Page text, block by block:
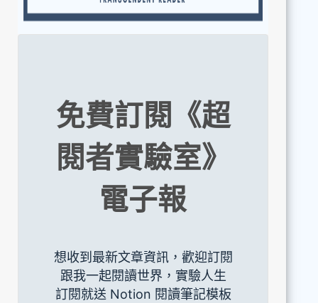
免費訂閱《超
閱者實驗室》
電子報
想收到最新文章資訊，歡迎訂閱
跟我一起閱讀世界，實驗人生
訂閱就送 Notion 閱讀筆記模板